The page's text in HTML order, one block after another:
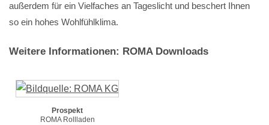
außerdem für ein Vielfaches an Tageslicht und beschert Ihnen
so ein hohes Wohlfühlklima.
Weitere Informationen: ROMA Downloads
Prospekt
ROMA Rollladen